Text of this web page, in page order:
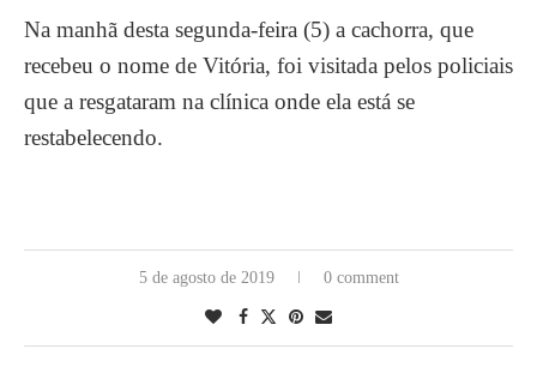
Na manhã desta segunda-feira (5) a cachorra, que
recebeu o nome de Vitória, foi visitada pelos policiais
que a resgataram na clínica onde ela está se
restabelecendo.
5 de agosto de 2019 0 comment